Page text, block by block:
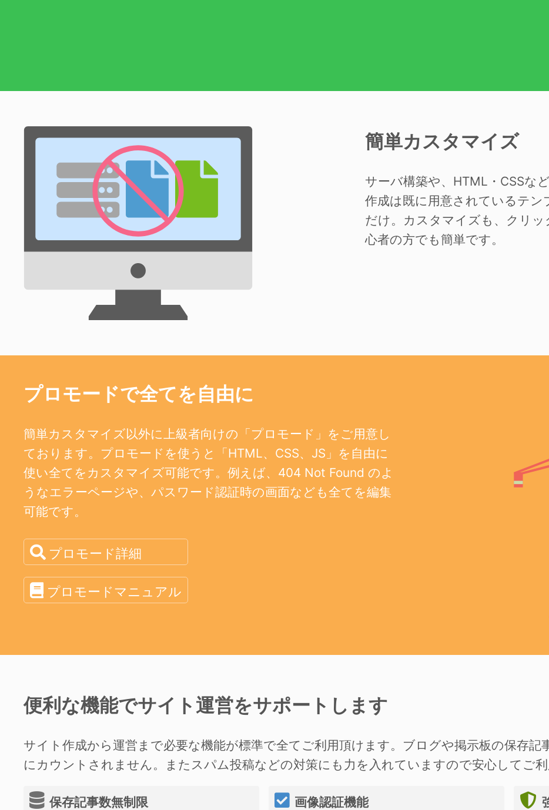
簡単カスタマイズ
サーバ構築や、HTML・CSSな
作成は既に用意されているテ
だけ。カスタマイズも、クリ
心者の方でも簡単です。
プロモードで全てを自由に
簡単カスタマイズ以外に上級者向けの「プロモード」をご用意し
ております。プロモードを使うと「HTML、CSS、JS」を自由に
使い全てをカスタマイズ可能です。例えば、404 Not Found のよ
うなエラーページや、パスワード認証時の画面なども全てを編集
可能です。
プロモード詳細
プロモードマニュアル
便利な機能でサイト運営をサポートします
サイト作成から運営まで必要な機能が標準で全てご利用頂けます。ブログや掲示板の保存記
にカウントされません。またスパム投稿などの対策にも力を入れていますので安心してご利
保存記事数無制限 画像認証機能